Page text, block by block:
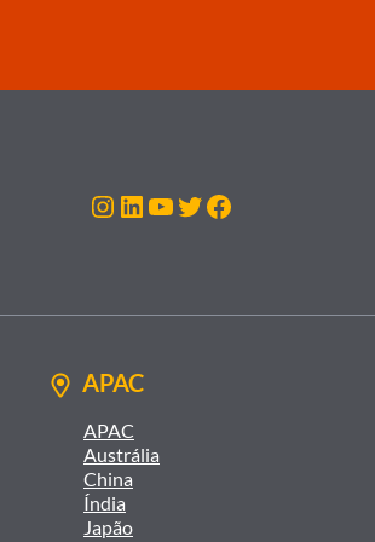
Instagram
LinkedIn
Youtube
Twitter
Facebook
APAC
APAC
Austrália
China
Índia
Japão